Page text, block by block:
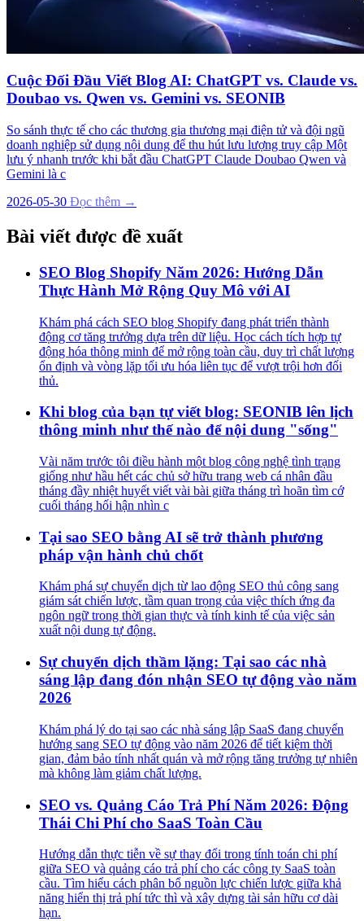
Cuộc Đối Đầu Viết Blog AI: ChatGPT vs. Claude vs.
Doubao vs. Qwen vs. Gemini vs. SEONIB
So sánh thực tế cho các thương gia thương mại điện tử và đội ngũ
doanh nghiệp sử dụng nội dung để thu hút lưu lượng truy cập Một
lưu ý nhanh trước khi bắt đầu ChatGPT Claude Doubao Qwen và
Gemini là c
2026-05-30 Đọc thêm →
Bài viết được đề xuất
SEO Blog Shopify Năm 2026: Hướng Dẫn
Thực Hành Mở Rộng Quy Mô với AI
Khám phá cách SEO blog Shopify đang phát triển thành
động cơ tăng trưởng dựa trên dữ liệu. Học cách tích hợp tự
động hóa thông minh để mở rộng toàn cầu, duy trì chất lượng
ổn định và vòng lặp tối ưu hóa liên tục để vượt trội hơn đối
thủ.
Khi blog của bạn tự viết blog: SEONIB lên lịch
thông minh như thế nào để nội dung "sống"
Vài năm trước tôi điều hành một blog công nghệ tình trạng
giống như hầu hết các chủ sở hữu trang web cá nhân đầu
tháng đầy nhiệt huyết viết vài bài giữa tháng trì hoãn tìm cớ
cuối tháng hối hận nhìn c
Tại sao SEO bằng AI sẽ trở thành phương
pháp vận hành chủ chốt
Khám phá sự chuyển dịch từ lao động SEO thủ công sang
giám sát chiến lược, tầm quan trọng của việc thích ứng đa
ngôn ngữ trong thời gian thực và tính kinh tế của việc sản
xuất nội dung tự động.
Sự chuyển dịch thầm lặng: Tại sao các nhà
sáng lập đang đón nhận SEO tự động vào năm
2026
Khám phá lý do tại sao các nhà sáng lập SaaS đang chuyển
hướng sang SEO tự động vào năm 2026 để tiết kiệm thời
gian, đảm bảo tính nhất quán và mở rộng tăng trưởng tự nhiên
mà không làm giảm chất lượng.
SEO vs. Quảng Cáo Trả Phí Năm 2026: Động
Thái Chi Phí cho SaaS Toàn Cầu
Hướng dẫn thực tiễn về sự thay đổi trong tính toán chi phí
giữa SEO và quảng cáo trả phí cho các công ty SaaS toàn
cầu. Tìm hiểu cách phân bổ nguồn lực chiến lược giữa khả
năng hiển thị trả phí tức thì và xây dựng tài sản hữu cơ dài
hạn.